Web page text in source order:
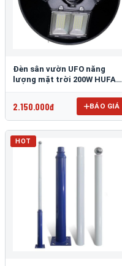
Đèn sân vườn UFO năng
lượng mặt trời 200W HUFA
2.150.000đ BÁO GIÁ
HOT